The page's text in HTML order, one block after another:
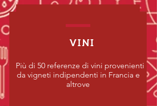
VINI
Più di 50 referenze di vini provenienti
da vigneti indipendenti in Francia e
altrove